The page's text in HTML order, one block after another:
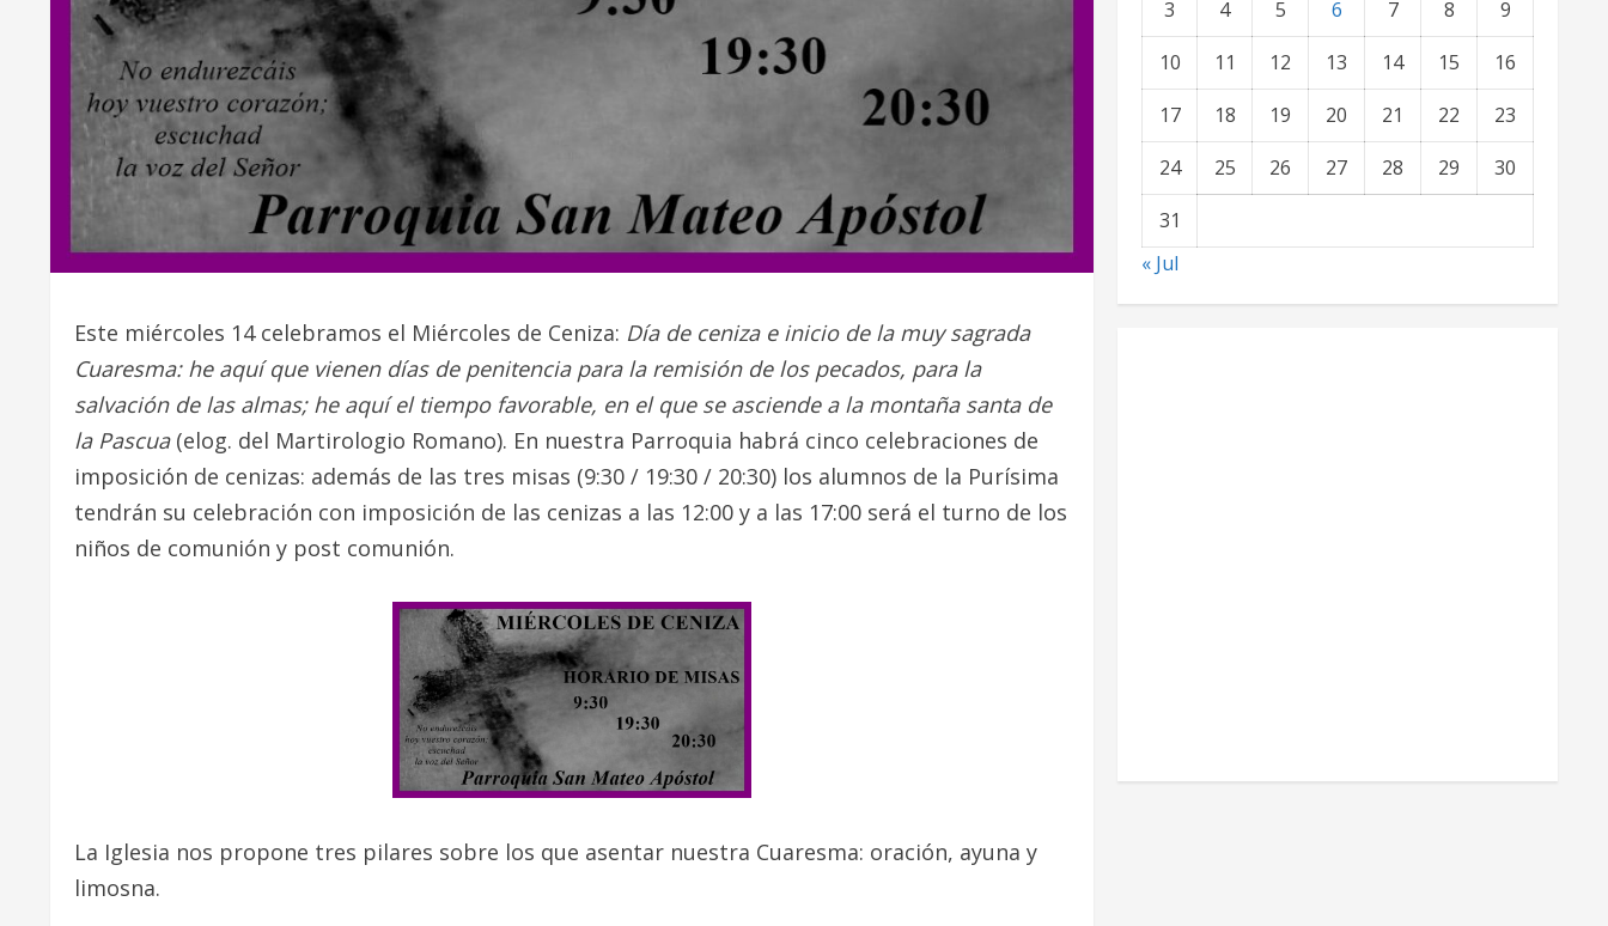
Este miércoles 14 celebramos el Miércoles de Ceniza: Día de ceniza e inicio de la muy sagrada
Cuaresma: he aquí que vienen días de penitencia para la remisión de los pecados, para la
salvación de las almas; he aquí el tiempo favorable, en el que se asciende a la montaña santa de
la Pascua(elog. del Martirologio Romano). En nuestra Parroquia habrá cinco celebraciones de
imposición de cenizas: además de las tres misas (9:30 / 19:30 / 20:30) los alumnos de la Purísima
tendrán su celebración con imposición de las cenizas a las 12:00 y a las 17:00 será el turno de los
niños de comunión y post comunión.
La Iglesia nos propone tres pilares sobre los que asentar nuestra Cuaresma: oración, ayuna y
limosna.
3
4 5 6 7 8
9
10
11 12 13 14 15
16
17
18 19 20 21 22
23
24
25 26 27 28 29
30
31
« Jul